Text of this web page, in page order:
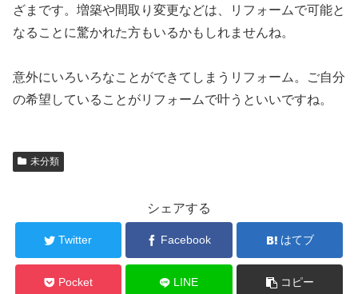
ざまです。増築や間取り変更などは、リフォームで可能と
なることに驚かれた方もいるかもしれませんね。
意外にいろいろなことができてしまうリフォーム。ご自分
の希望していることがリフォームで叶うといいですね。
未分類
シェアする
Twitter Facebook はてブ
Pocket LINE コピー